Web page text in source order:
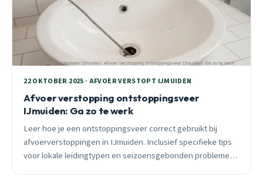
22 OKTOBER 2025 · AFVOER VERSTOPT IJMUIDEN
Afvoer verstopping ontstoppingsveer
IJmuiden: Ga zo te werk
Leer hoe je een ontstoppingsveer correct gebruikt bij
afvoerverstoppingen in IJmuiden. Inclusief specifieke tips
voor lokale leidingtypen en seizoensgebonden problemen.